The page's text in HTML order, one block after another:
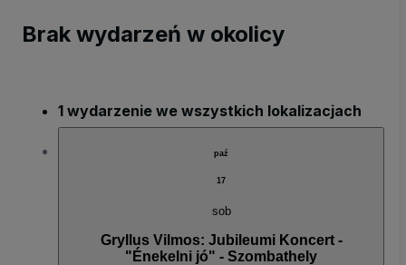
Brak wydarzeń w okolicy
1 wydarzenie we wszystkich lokalizacjach
paź
17
sob
Gryllus Vilmos: Jubileumi Koncert -
"Énekelni jó" - Szombathely